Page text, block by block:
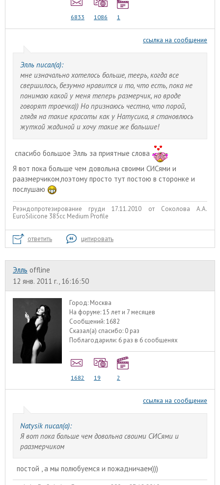
6833 1086 1
ссылка на сообщение
Элль писал(а):
мне изначально хотелось больше, теерь, когда все
свершилось, безумно нравится и то, что есть, пока не
понимаю какой у меня теперь размерчик, но вроде
говорят троечка)) Но признаюсь честно, что порой,
глядя на такие красоты как у Натусика, я становлюсь
жуткой жадиной и хочу такие же большие!
спасибо большое Элль за приятные слова
Я вот пока больше чем довольна своими СИСями и
раазмерчиком,поэтому просто тут постою в сторонке и
послушаю
Реэндопротезирование груди 17.11.2010 от Соколова А.А.
EuroSilicone 385сс Medium Profile
ответить цитировать
Элль offline
12 янв. 2011 г., 16:16:50
Город: Москва
На форуме:15 лет и 7 месяцев
Сообщений:1682
Сказал(а) спасибо: 0 раз
Поблагодарили: 6 раз в 6 сообщенях
1682 19 2
ссылка на сообщение
Natysik писал(а):
Я вот пока больше чем довольна своими СИСями и
раазмерчиком
постой , а мы полюбуемся и пожадничаем)))